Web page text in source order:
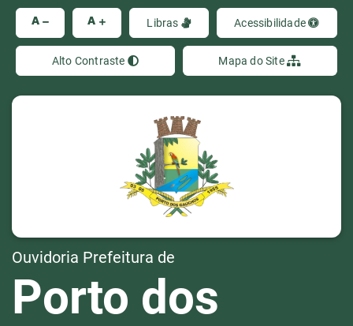
A A Libras Acessibilidade
Alto Contraste Mapa do Site
Ouvidoria Prefeitura de
Porto dos